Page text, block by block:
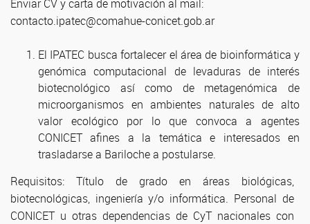
Enviar CV y carta de motivación al mail:
contacto.ipatec@comahue-conicet.gob.ar
El IPATEC busca fortalecer el área de bioinformática y
genómica computacional de levaduras de interés
biotecnológico así como de metagenómica de
microorganismos en ambientes naturales de alto
valor ecológico por lo que convoca a agentes
CONICET afines a la temática e interesados en
trasladarse a Bariloche a postularse.
Requisitos: Título de grado en áreas biológicas,
biotecnológicas, ingeniería y/o informática. Personal de
CONICET u otras dependencias de CyT nacionales con